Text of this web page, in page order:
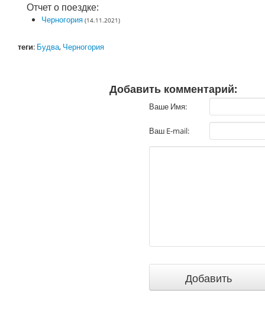
Отчет о поездке:
Черногория (14.11.2021)
теги: Будва, Черногория
Добавить комментарий:
Ваше Имя:
Ваш E-mail: